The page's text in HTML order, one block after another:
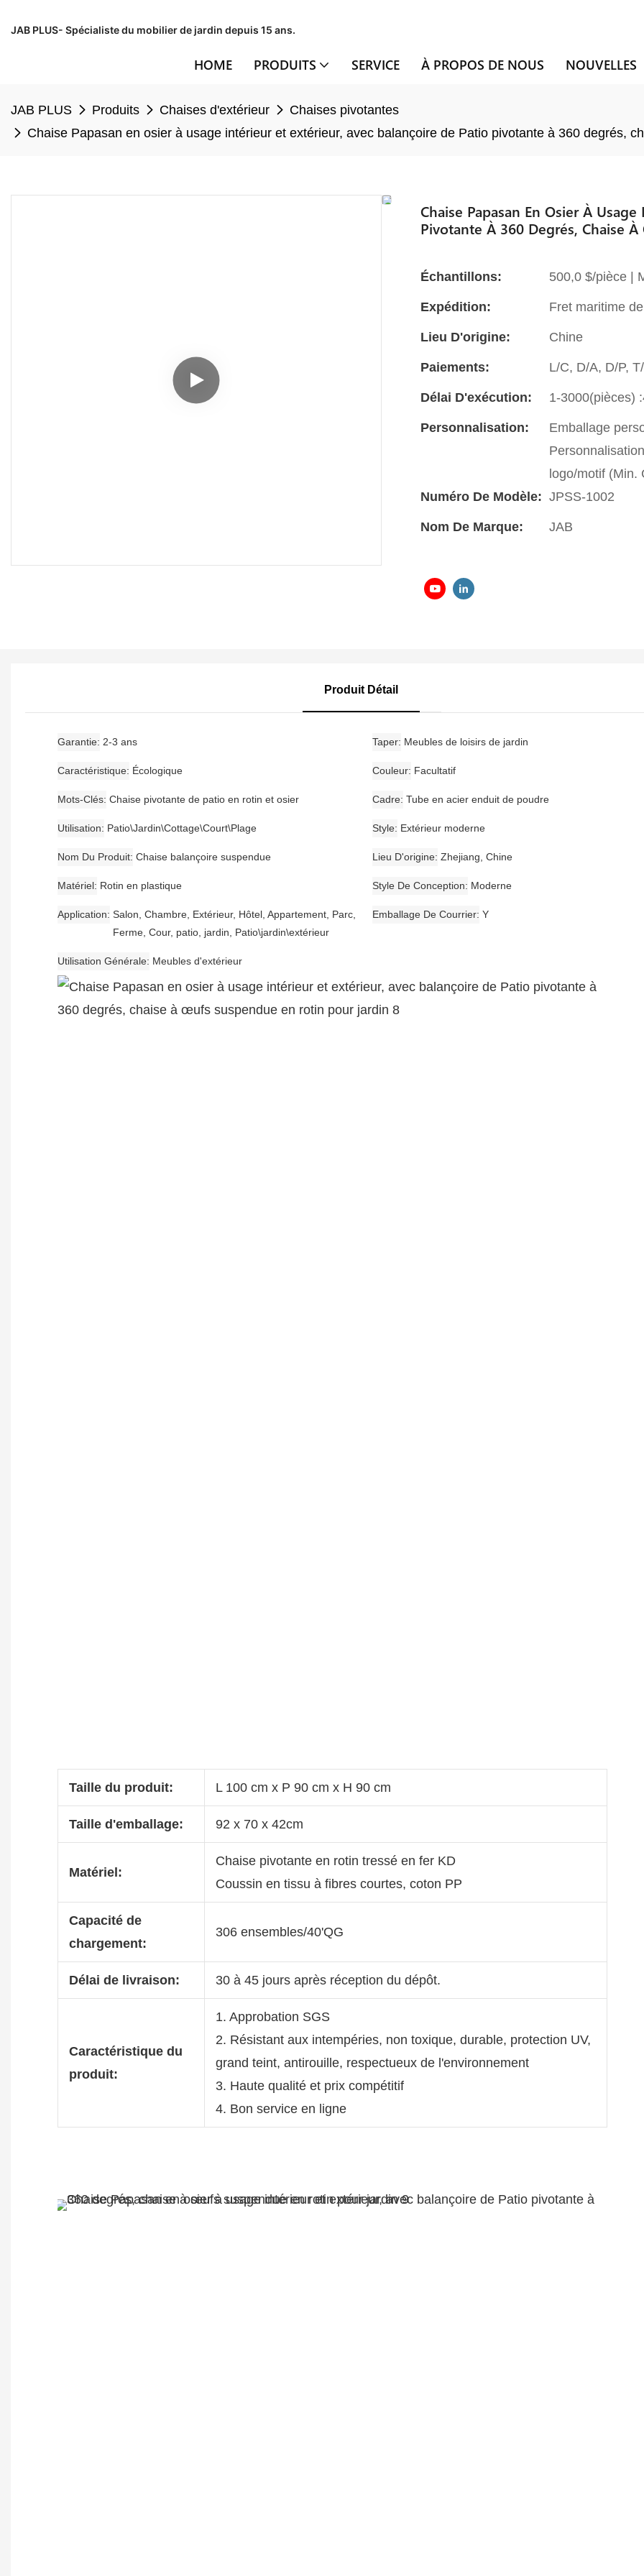
JAB PLUS- Spécialiste du mobilier de jardin depuis 15 ans.
HOME PRODUITS SERVICE À PROPOS DE NOUS NOUVELLES
JAB PLUS Produits Chaises d'extérieur
Chaises pivotantes
Chaise Papasan en osier à usage intérieur et extérieur, avec balançoire de Patio pivotante à 360 degrés,
Chaise Papasan En Osier À
Pivotante À 360 Degrés, Chaise
Échantillons: 500,0 $/pièce |
Expédition: Fret maritime
Lieu D'origine: Chine
Paiements: L/C, D/A, D/P,
Délai D'exécution: 1-3000(pièces)
Personnalisation:
Emballage
logo/motif (Min.
Numéro De Modèle: JPSS-1002
Nom De Marque: JAB
Produit Détail
Garantie 2-3 ans Taper Meubles de loisirs de jardin
Caractéristique Écologique Couleur Facultatif
Mots-Clés Chaise pivotante de patio en rotin et osier Cadre Tube en acier enduit de poudre
Utilisation Patio\Jardin\Cottage\Court\Plage Style Extérieur moderne
Nom Du Produit Chaise balançoire suspendue Lieu D'origine Zhejiang, Chine
Matériel Rotin en plastique Style De Conception Moderne
Application Salon, Chambre, Extérieur, Hôtel, Appartement, Parc,
Ferme, Cour, patio, jardin, Patio\jardin\extérieur
Emballage De Courrier Y
Utilisation Générale Meubles d'extérieur
Taille du produit: L 100 cm x P 90 cm x H 90 cm
Taille d'emballage: 92 x 70 x 42cm
Matériel:
Chaise pivotante en rotin tressé en fer KD
Coussin en tissu à fibres courtes, coton PP
Capacité de
chargement:
306 ensembles/40'QG
Délai de livraison: 30 à 45 jours après réception du dépôt.
Caractéristique du
produit:
1. Approbation SGS
2. Résistant aux intempéries, non toxique, durable, protection UV,
grand teint, antirouille, respectueux de l'environnement
3. Haute qualité et prix compétitif
4. Bon service en ligne